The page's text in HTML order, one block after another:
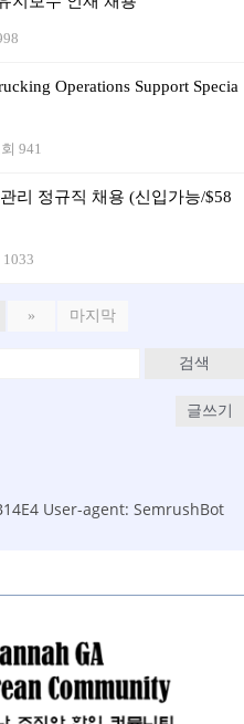
Operations Support Specia
941
리 정규직 채용 (신입가능/$58
1033
» 마지막
검색
글쓰기
User-agent: SemrushBot